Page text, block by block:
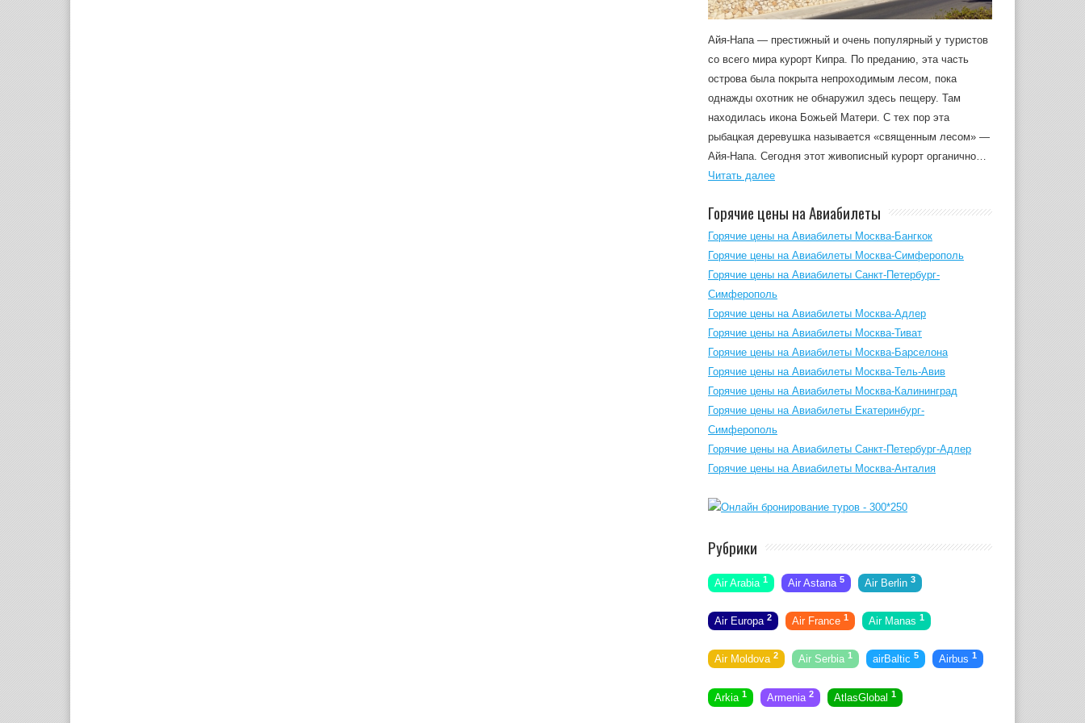
Айя-Напа — престижный и очень популярный у туристов
со всего мира курорт Кипра. По преданию, эта часть
острова была покрыта непроходимым лесом, пока
однажды охотник не обнаружил здесь пещеру. Там
находилась икона Божьей Матери. С тех пор эта
рыбацкая деревушка называется «священным лесом» —
Айя-Напа. Сегодня этот живописный курорт органично…
Читать далее
Горячие цены на Авиабилеты
Горячие цены на Авиабилеты Москва-Бангкок
Горячие цены на Авиабилеты Москва-Симферополь
Горячие цены на Авиабилеты Санкт-Петербург-
Симферополь
Горячие цены на Авиабилеты Москва-Адлер
Горячие цены на Авиабилеты Москва-Тиват
Горячие цены на Авиабилеты Москва-Барселона
Горячие цены на Авиабилеты Москва-Тель-Авив
Горячие цены на Авиабилеты Москва-Калининград
Горячие цены на Авиабилеты Екатеринбург-
Симферополь
Горячие цены на Авиабилеты Санкт-Петербург-Адлер
Горячие цены на Авиабилеты Москва-Анталия
Рубрики
Air Arabia 1 Air Astana 5 Air Berlin 3
Air Europa 2 Air France 1 Air Manas 1
Air Moldova 2 Air Serbia 1 airBaltic 5 Airbus 1
Arkia 1 Armenia 2 AtlasGlobal 1